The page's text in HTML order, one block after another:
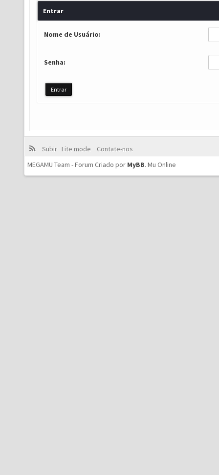
Entrar
Nome de Usuário:
Senha:
Subir Lite mode
Contate-nos
MEGAMU Team - Forum Criado por MyBB. Mu Online